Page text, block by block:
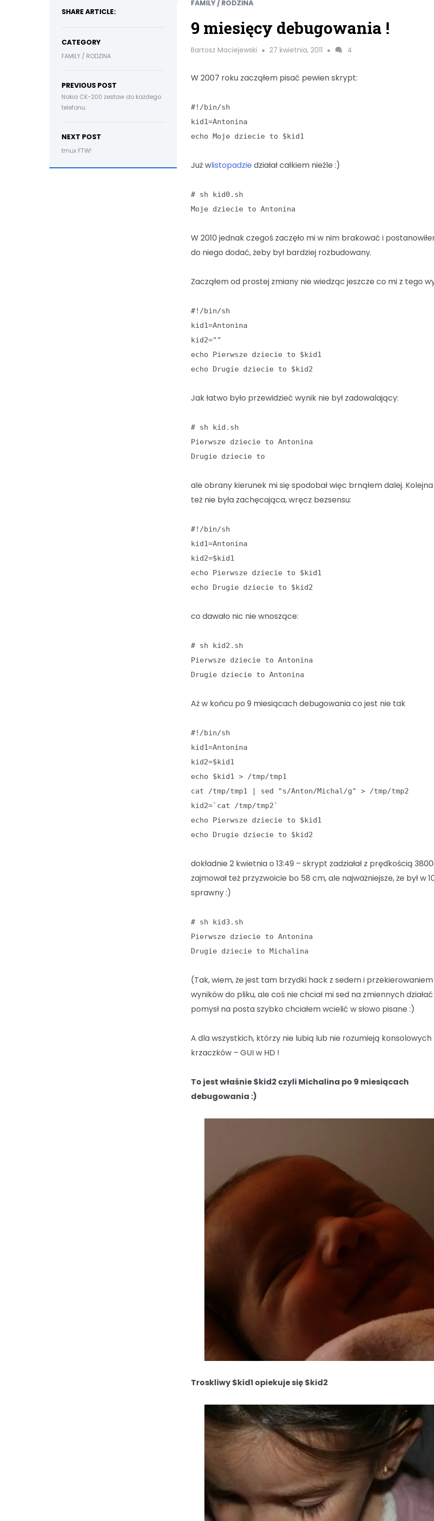
SHARE ARTICLE:
CATEGORY
FAMILY / RODZINA
PREVIOUS POST
Nokia CK-200 zestaw do każdego
telefonu.
NEXT POST
tmux FTW!
FAMILY / RODZINA
9 miesięcy debugowania !
Bartosz Maciejewski 27 kwietnia, 2011 4
W 2007 roku zacząłem pisać pewien skrypt:
#!/bin/sh
kid1=Antonina
echo Moje dziecie to $kid1
Już wlistopadzie działał całkiem nieźle :)
# sh kid0.sh
Moje dziecie to Antonina
W 2010 jednak czegoś zaczęło mi w nim brakować i
do niego dodać, żeby był bardziej rozbudowany.
Zacząłem od prostej zmiany nie wiedząc jeszcze co mi z tego
#!/bin/sh
kid1=Antonina
kid2=""
echo Pierwsze dziecie to $kid1
echo Drugie dziecie to $kid2
Jak łatwo było przewidzieć wynik nie był zadowalający:
# sh kid.sh
Pierwsze dziecie to Antonina
Drugie dziecie to
ale obrany kierunek mi się spodobał więc brnąłem dalej.
też nie była zachęcająca, wręcz bezsensu:
#!/bin/sh
kid1=Antonina
kid2=$kid1
echo Pierwsze dziecie to $kid1
echo Drugie dziecie to $kid2
co dawało nic nie wnoszące:
# sh kid2.sh
Pierwsze dziecie to Antonina
Drugie dziecie to Antonina
Aż w końcu po 9 miesiącach debugowania co jest nie tak
#!/bin/sh
kid1=Antonina
kid2=$kid1
echo $kid1 > /tmp/tmp1
cat /tmp/tmp1 | sed "s/Anton/Michal/g" > /tmp/tmp2
kid2=`cat /tmp/tmp2`
echo Pierwsze dziecie to $kid1
echo Drugie dziecie to $kid2
dokładnie 2 kwietnia o 13:49 – skrypt zadziałał z prędkością
zajmował też przyzwoicie bo 58 cm, ale najważniejsze, że był w
sprawny :)
# sh kid3.sh
Pierwsze dziecie to Antonina
Drugie dziecie to Michalina
(Tak, wiem, że jest tam brzydki hack z sedem i przekierowaniem
wyników do pliku, ale coś nie chciał mi sed na zmiennych
pomysł na posta szybko chciałem wcielić w słowo pisane :)
A dla wszystkich, którzy nie lubią lub nie rozumieją konsolowych
krzaczków – GUI w HD !
To jest właśnie $kid2 czyli Michalina po 9 miesiącach
debugowania :)
Troskliwy $kid1 opiekuje się $kid2